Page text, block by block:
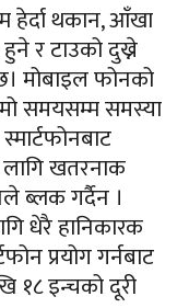
हेर्दा थकान, आँखा
र टाउको दुख्ने
मोबाइल फोनको
समयसम्म समस्या
लागि खतरनाक
ब्लक गर्दैन ।
धेरै हानिकारक
प्रयोग गर्नबाट
१८ इन्चको दूरी